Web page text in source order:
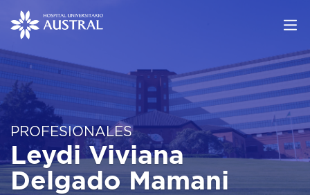
PROFESIONALES
Leydi Viviana
Delgado Mamani